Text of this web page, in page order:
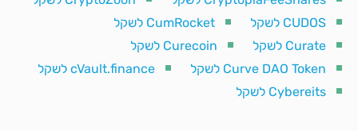
CUDOS לשקל
CumRocket לשקל
Curate לשקל
Curecoin לשקל
Curve DAO Token לשקל
cVault.finance לשקל
Cybereits לשקל